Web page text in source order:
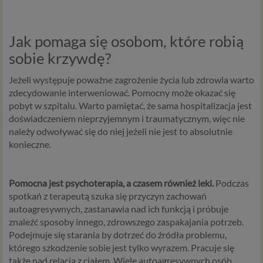
Jak pomaga się osobom, które robią
sobie krzywdę?
Jeżeli występuje poważne zagrożenie życia lub zdrowia warto
zdecydowanie interweniować. Pomocny może okazać się
pobyt w szpitalu. Warto pamiętać, że sama hospitalizacja jest
doświadczeniem nieprzyjemnym i traumatycznym, więc nie
należy odwoływać się do niej jeżeli nie jest to absolutnie
konieczne.
Pomocna jest psychoterapia, a czasem również leki. Podczas
spotkań z terapeutą szuka się przyczyn zachowań
autoagresywnych, zastanawia nad ich funkcją i próbuje
znaleźć sposoby innego, zdrowszego zaspakajania potrzeb.
Podejmuje się starania by dotrzeć do źródła problemu,
którego szkodzenie sobie jest tylko wyrazem. Pracuje się
także nad relacją z ciałem. Wiele autoagresywnych osób
zidentyfikowanej lub możliwej do zidentyfikowania
osobie fizycznej. W przypadku korzystania z naszego
Twoje dane w serwisie konsultacyjnym czy w innej
usłudze oferowanej przez Psychoradę. Dane osobowe
mogą być zapisywane w plikach cookies lub podobnych
technologiach (np. local storage) instalowanych przez nas
lub naszych Zaufanych Partnerów na naszych stronach i
urządzeniach, których używasz podczas korzystania z
Podstawa i cel przetwarzania
Przetwarzanie danych osobowych wymaga podstawy
prawnej. RODO przewiduje kilka rodzajów takich
podstaw prawnych dla przetwarzania danych, a w
przypadkach korzystania z naszych usług wystąpią, co do
zasady trzy z nich: